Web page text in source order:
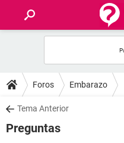
FOROS
SALUD
FAMILIA
Foros Embarazo
Tema Anterior
Preguntas